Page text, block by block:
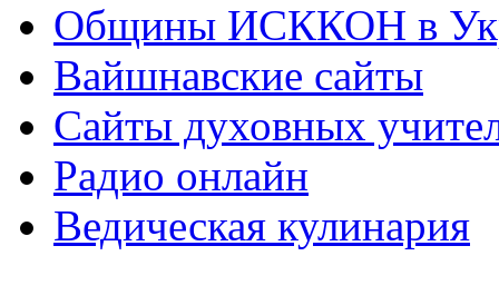
Общины ИСККОН в
Вайшнавские сайты
Сайты духовных
Радио онлайн
Ведическая кулинария